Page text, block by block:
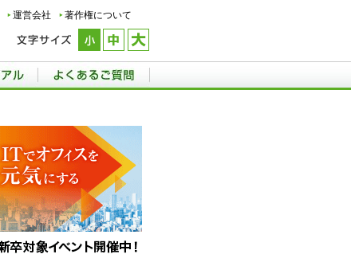
運営会社
著作権について